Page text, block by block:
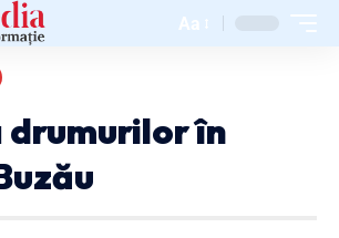
Aa
în